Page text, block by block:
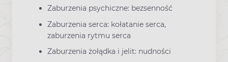
Zaburzenia psychiczne: bezsenność
Zaburzenia serca: kołatanie serca,
zaburzenia rytmu serca
Zaburzenia żołądka i jelit: nudności